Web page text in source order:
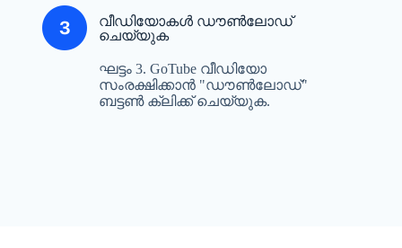
വീഡിയോകൾ ഡൗൺലോഡ്
ചെയ്യുക
ഘട്ടം 3. GoTube വീഡിയോ
സംരക്ഷിക്കാൻ "ഡൗൺലോഡ്"
ബട്ടൺ ക്ലിക്ക് ചെയ്യുക.